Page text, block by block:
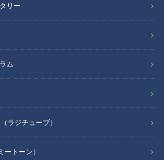
リー
ム
ラジチューブ）
トーン）
記事に戻る
たへのおすすめ